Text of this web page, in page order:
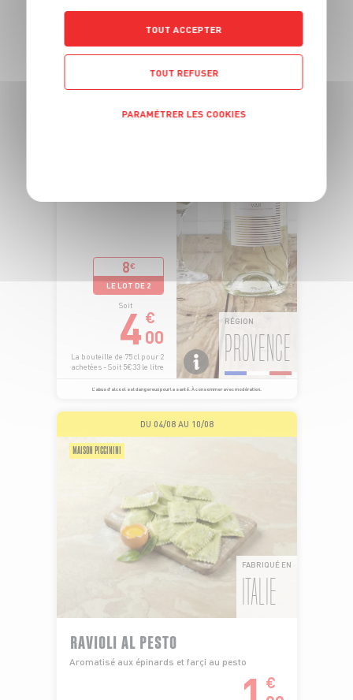
8€
LE LOT DE 2
Soit
4 €
00
La bouteille de 75 cl pour 2
achetées - Soit 5€33 le litre
RÉGION
PROVENCE
L’abus d’alcool est dangereux pour la santé. À consommer avec modération.
DU 04/08 AU 10/08
MAISON PICCININI
FABRIQUÉ EN
ITALIE
RAVIOLI AL PESTO
Aromatisé aux épinards et farçi au pesto
€
TOUT ACCEPTER
TOUT REFUSER
PARAMÉTRER LES COOKIES